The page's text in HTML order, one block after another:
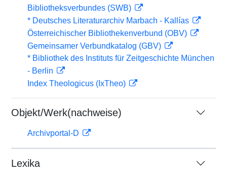
Bibliotheksverbundes (SWB)
* Deutsches Literaturarchiv Marbach - Kallías
Österreichischer Bibliothekenverbund (OBV)
Gemeinsamer Verbundkatalog (GBV)
* Bibliothek des Instituts für Zeitgeschichte München
- Berlin
Index Theologicus (IxTheo)
Objekt/Werk(nachweise)
Archivportal-D
Lexika